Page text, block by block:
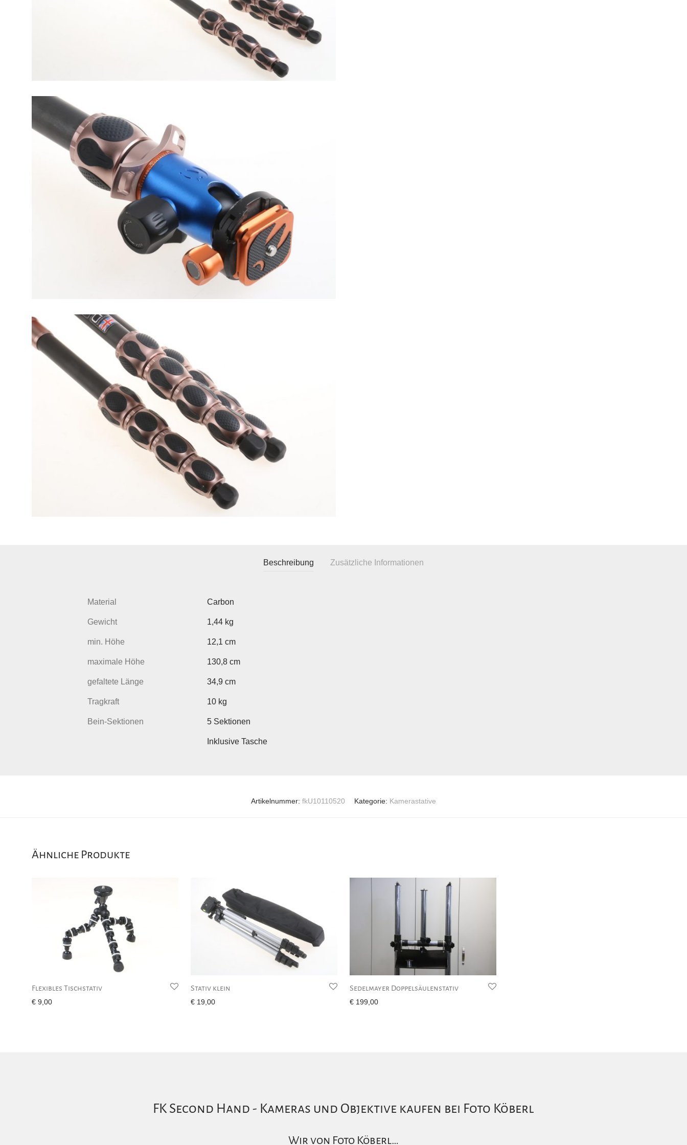
Beschreibung Zusätzliche Informationen
Material Carbon
Gewicht 1,44 kg
min. Höhe 12,1 cm
maximale Höhe 130,8 cm
gefaltete Länge 34,9 cm
Tragkraft 10 kg
Bein-Sektionen 5 Sektionen
Inklusive Tasche
Artikelnummer: fkU10110520 Kategorie: Kamerastative
Ähnliche Produkte
Flexibles Tischstativ
€ 9,00
Stativ klein
€ 19,00
Sedelmayer Doppelsäulenstativ
€ 199,00
FK Second Hand - Kameras und Objektive kaufen bei Foto Köberl
Wir von Foto Köberl…